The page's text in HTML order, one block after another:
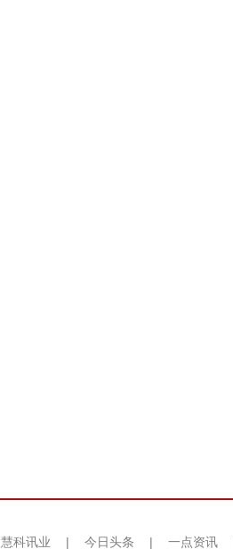
慧科讯业 | 今日头条 | 一点资讯